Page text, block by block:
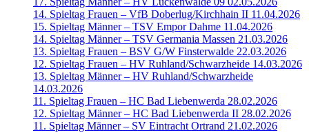
14. Spieltag Frauen – VfB Doberlug/Kirchhain II 11.04.2026
15. Spieltag Männer – TSV Empor Dahme 11.04.2026
14. Spieltag Männer – TSV Germania Massen 21.03.2026
13. Spieltag Frauen – BSV G/W Finsterwalde 22.03.2026
12. Spieltag Frauen – HV Ruhland/Schwarzheide 14.03.2026
13. Spieltag Männer – HV Ruhland/Schwarzheide
14.03.2026
11. Spieltag Frauen – HC Bad Liebenwerda 28.02.2026
12. Spieltag Männer – HC Bad Liebenwerda II 28.02.2026
11. Spieltag Männer – SV Eintracht Ortrand 21.02.2026